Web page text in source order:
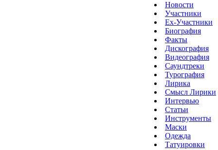
Новости
Участники
Ex-Участники
Биография
Факты
Дискография
Видеография
Саундтреки
Турография
Лирика
Смысл Лирики
Интервью
Статьи
Инструменты
Маски
Одежда
Татуировки